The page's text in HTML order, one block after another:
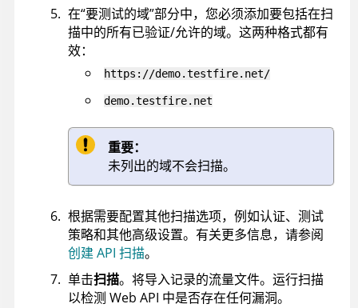
在“要测试的域”部分中，您必须添加要包括在扫
描中的所有已验证/允许的域。这两种格式都有
效：
https://demo.testfire.net/
demo.testfire.net
重要：
未列出的域不会扫描。
根据需要配置其他扫描选项，例如认证、测试
策略和其他高级设置。有关更多信息，请参阅
创建 API 扫描。
单击扫描。将导入记录的流量文件。运行扫描
以检测 Web API 中是否存在任何漏洞。